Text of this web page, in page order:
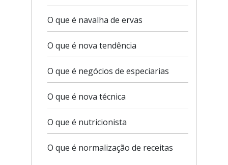
O que é navalha de ervas
O que é nova tendência
O que é negócios de especiarias
O que é nova técnica
O que é nutricionista
O que é normalização de receitas